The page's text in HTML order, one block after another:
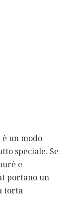
un modo
speciale. Se
e
portano un
torta